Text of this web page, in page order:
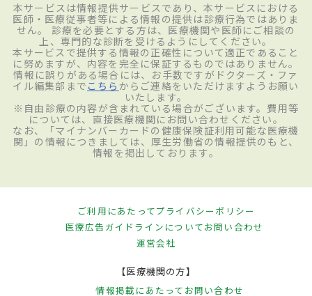
本サービスは情報提供サービスであり、本サービスにおける
医師・医療従事者等による情報の提供は診療行為ではありま
せん。 診療を必要とする方は、医療機関や医師にご相談の
上、専門的な診断を受けるようにしてください。
本サービスで提供する情報の正確性について適正であること
に努めますが、内容を完全に保証するものではありません。
情報に誤りがある場合には、お手数ですがドクターズ・ファ
イル編集部まで こちら からご連絡をいただけますようお願い
いたします。
※自由診療の内容が含まれている場合がございます。費用等
については、直接医療機関にお問い合わせください。
なお、「マイナンバーカードの健康保険証利用可能な医療機
関」の情報につきましては、厚生労働省の情報提供のもと、
情報を掲出しております。
ご利用にあたってプライバシーポリシー
医療広告ガイドラインについてお問い合わせ
運営会社
【医療機関の方】
情報掲載にあたって お問い合わせ